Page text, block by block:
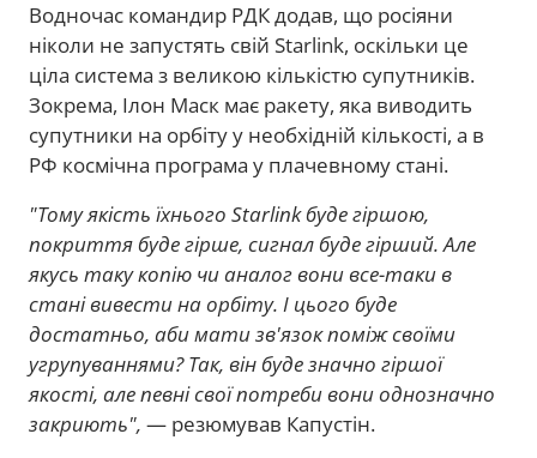
Водночас командир РДК додав, що росіяни
ніколи не запустять свій Starlink, оскільки це
ціла система з великою кількістю супутників.
Зокрема, Ілон Маск має ракету, яка виводить
супутники на орбіту у необхідній кількості, а в
РФ космічна програма у плачевному стані.
"Тому якість їхнього Starlink буде гіршою,
покриття буде гірше, сигнал буде гірший. Але
якусь таку копію чи аналог вони все-таки в
стані вивести на орбіту. І цього буде
достатньо, аби мати зв'язок поміж своїми
угрупуваннями? Так, він буде значно гіршої
якості, але певні свої потреби вони однозначно
закриють", — резюмував Капустін.